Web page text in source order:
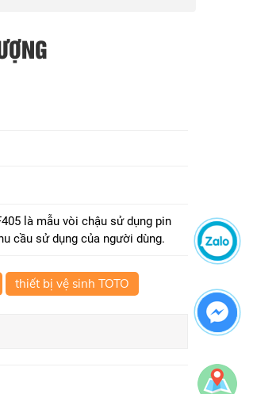
là mẫu vòi chậu sử dụng pin
cầu sử dụng của người dùng.
thiết bị vệ sinh TOTO